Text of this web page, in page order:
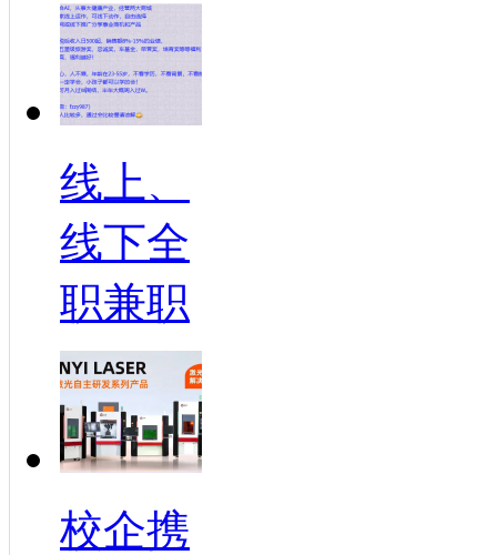
线上、
线下全
职兼职
校企携